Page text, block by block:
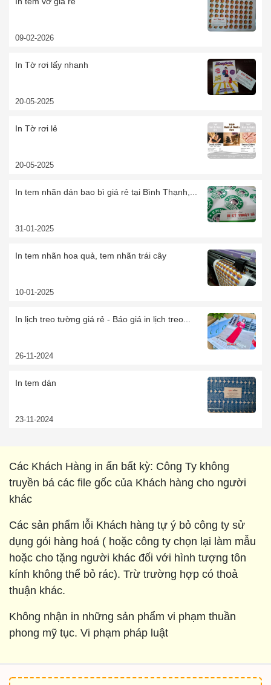
09-02-2026
In Tờ rơi lấy nhanh
20-05-2025
In Tờ rơi lẻ
20-05-2025
In tem nhãn dán bao bì giá rẻ tại Bình Thạnh,...
31-01-2025
In tem nhãn hoa quả, tem nhãn trái cây
10-01-2025
In lịch treo tường giá rẻ - Báo giá in lịch treo...
26-11-2024
In tem dán
23-11-2024
Các Khách Hàng in ấn bất kỳ: Công Ty không
truyền bá các file gốc của Khách hàng cho người
khác
Các sản phẩm lỗi Khách hàng tự ý bỏ công ty sử
dụng gói hàng hoá ( hoặc công ty chọn lại làm mẫu
hoặc cho tặng người khác đối với hình tượng tôn
kính không thể bỏ rác). Trừ trường hợp có thoả
thuận khác.
Không nhận in những sản phẩm vi phạm thuần
phong mỹ tục. Vi phạm pháp luật